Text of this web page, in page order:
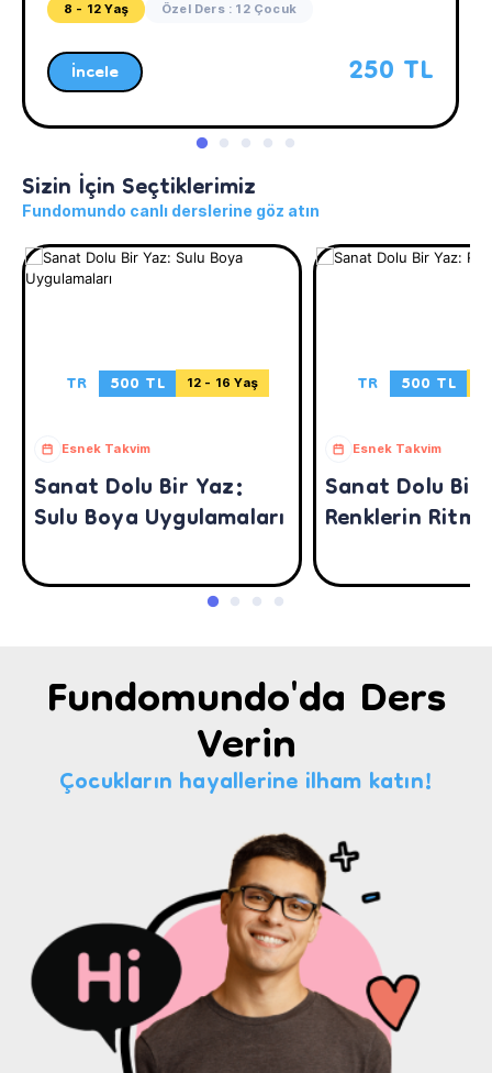
8 - 12 Yaş Özel Ders : 12 Çocuk
İncele 250 TL
Sizin İçin Seçtiklerimiz
Fundomundo canlı derslerine göz atın
TR 500 TL 12 - 16 Yaş
Esnek Takvim
Sanat Dolu Bir Yaz:
Sulu Boya Uygulamaları
TR 500 TL
Esnek Takvim
Sanat Dolu Bir
Renklerin Ritmi
Fundomundo'da Ders
Verin
Çocukların hayallerine ilham katın!